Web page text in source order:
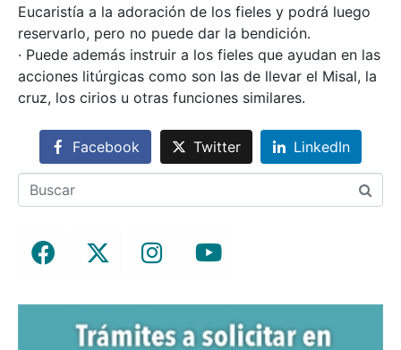
Eucaristía a la adoración de los fieles y podrá luego
reservarlo, pero no puede dar la bendición.
· Puede además instruir a los fieles que ayudan en las
acciones litúrgicas como son las de llevar el Misal, la
cruz, los cirios u otras funciones similares.
Facebook Twitter LinkedIn